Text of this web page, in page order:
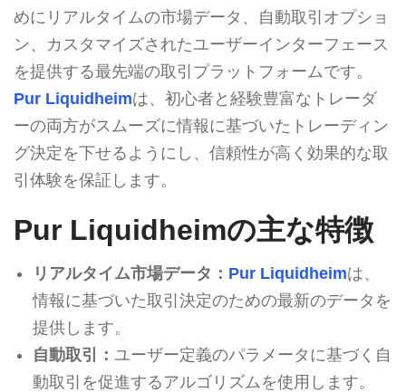
めにリアルタイムの市場データ、自動取引オプショ
ン、カスタマイズされたユーザーインターフェース
を提供する最先端の取引プラットフォームです。
Pur Liquidheimは、初心者と経験豊富なトレーダ
ーの両方がスムーズに情報に基づいたトレーディン
グ決定を下せるようにし、信頼性が高く効果的な取
引体験を保証します。
Pur Liquidheimの主な特徴
リアルタイム市場データ： Pur Liquidheimは、
情報に基づいた取引決定のための最新のデータを
提供します。
自動取引： ユーザー定義のパラメータに基づく自
動取引を促進するアルゴリズムを使用します。